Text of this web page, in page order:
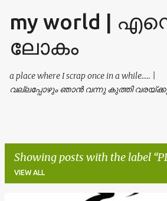
Skip to main
my world |
ലോകം
a place where I scrap once in a while..... |
വല്ലപ്പോഴും ഞാൻ വന്നു കുത്തി
Showing posts with the label
VIEW ALL